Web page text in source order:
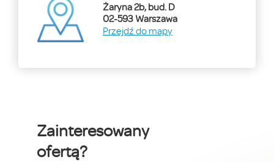
Żaryna 2b, bud. D
02-593 Warszawa
Przejdź do mapy
Zainteresowany
ofertą?